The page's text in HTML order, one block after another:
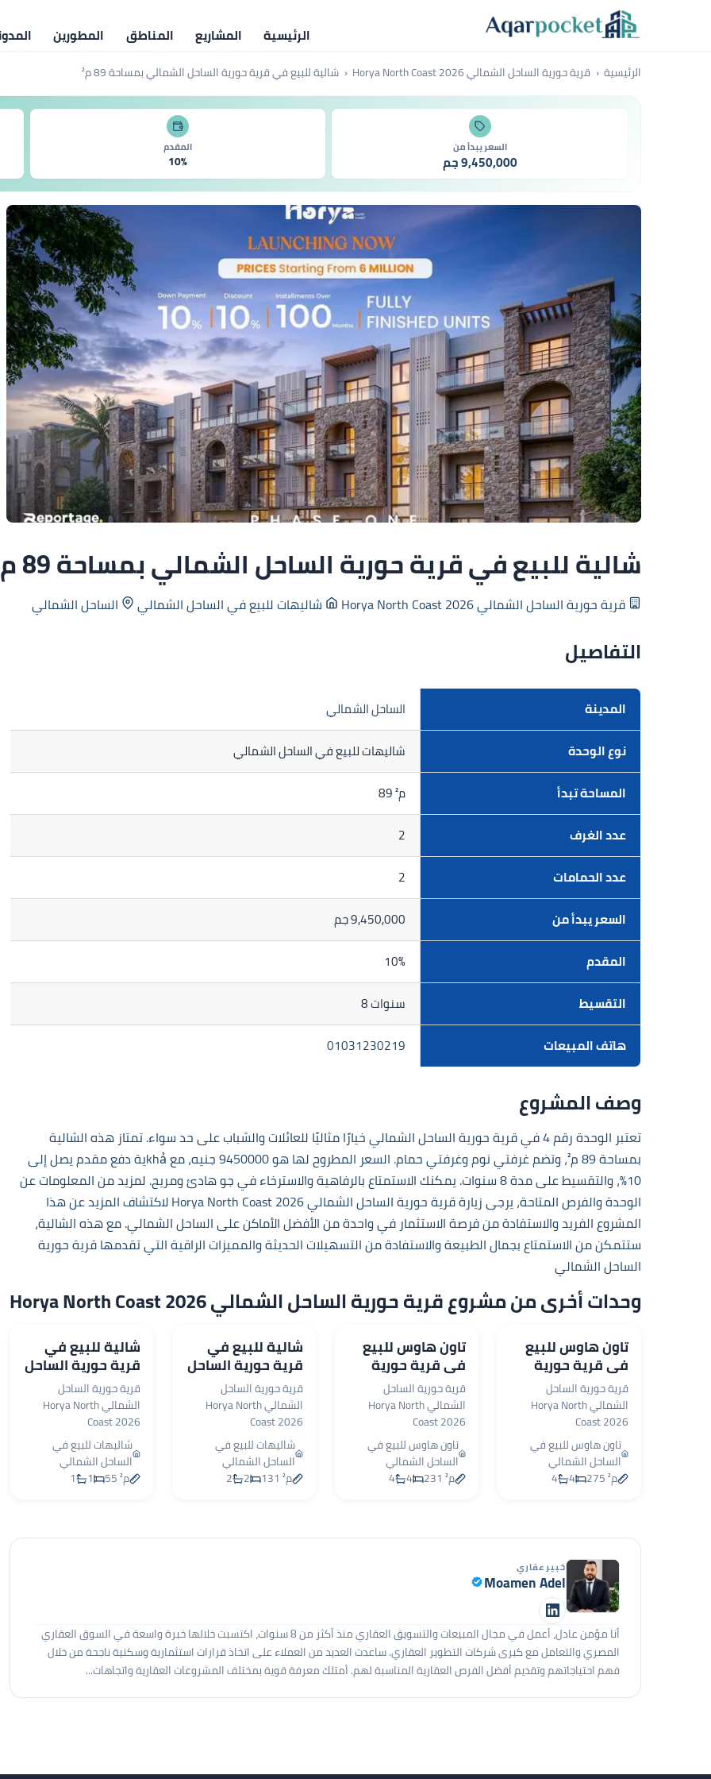
التخطي إلى المحتوى
الرئيسية المشاريع المناطق المطورين
الرئيسية قرية حورية الساحل الشمالي Horya North Coast 2026 شالية للبيع في قرية حورية الساحل الشمالي بمساحة 89 م²
السعر يبدأ من
9,450,000 جم
المقدم
10%
شالية للبيع في قرية حورية الساحل الشمالي بمساحة 89 م²
قرية حورية الساحل الشمالي Horya North Coast 2026 شاليهات للبيع في الساحل الشمالي الساحل الشمالي
التفاصيل
المدينة
الساحل الشمالي
نوع الوحدة
شاليهات للبيع في الساحل الشمالي
المساحة تبدأ
89 م²
عدد الغرف
2
عدد الحمامات
2
السعر يبدأ من
9,450,000 جم
المقدم
10%
التقسيط
8 سنوات
هاتف المبيعات
01031230219
وصف المشروع
تعتبر الوحدة رقم 4 في قرية حورية الساحل الشمالي خيارًا مثاليًا للعائلات والشباب على حد سواء. تمتاز هذه الشالية
بمساحة 89 م²، وتضم غرفتي نوم وغرفتي حمام. السعر المطروح لها هو 9450000 جنيه، مع khảية دفع مقدم يصل إلى
10%، والتقسيط على مدة 8 سنوات. يمكنك الاستمتاع بالرفاهية والاسترخاء في جو هادئ ومريح. لمزيد من المعلومات عن
الوحدة والفرص المتاحة، يرجى زيارةقرية حورية الساحل الشمالي Horya North Coast 2026
لاكتشاف المزيد عن هذا
المشروع الفريد والاستفادة من فرصة الاستثمار في واحدة من الأفضل الأماكن على الساحل الشمالي. مع هذه الشالية،
ستتمكن من الاستمتاع بجمال الطبيعة والاستفادة من التسهيلات الحديثة والمميزات الراقية التي تقدمها قرية حورية
الساحل الشمالي
وحدات أخرى من مشروع قرية حورية الساحل الشمالي Horya North Coast 2026
16,830,000 جم
تاون هاوس للبيع
في قرية حورية
الساحل الشمالي
بمساحة 275 م²
قرية حورية الساحل
الشمالي Horya North
Coast 2026
تاون هاوس للبيع في
الساحل الشمالي
275 م²
4
4
16,110,000 جم
تاون هاوس للبيع
في قرية حورية
الساحل الشمالي
بمساحة 231 م²
قرية حورية الساحل
الشمالي Horya North
Coast 2026
تاون هاوس للبيع في
الساحل الشمالي
231 م²
4
4
8,550,000 جم
شالية للبيع في
قرية حورية الساحل
الشمالي بمساحة
131 م²
قرية حورية الساحل
الشمالي Horya North
Coast 2026
شاليهات للبيع في
الساحل الشمالي
131 م²
2
2
7,470,000 جم
شالية للبيع في
قرية حورية الساحل
الشمالي بمساحة
55 م²
قرية حورية الساحل
الشمالي Horya North
Coast 2026
شاليهات للبيع في
الساحل الشمالي
55 م²
1
1
خبير عقاري
Moamen Adel
أنا مؤمن عادل، أعمل في مجال المبيعات والتسويق العقاري منذ أكثر من 8 سنوات، اكتسبت خلالها خبرة واسعة في السوق العقاري
المصري والتعامل مع كبرى شركات التطوير العقاري. ساعدت العديد من العملاء على اتخاذ قرارات استثمارية وسكنية ناجحة من خلال
فهم احتياجاتهم وتقديم أفضل الفرص العقارية المناسبة لهم. أمتلك معرفة قوية بمختلف المشروعات العقارية واتجاهات...